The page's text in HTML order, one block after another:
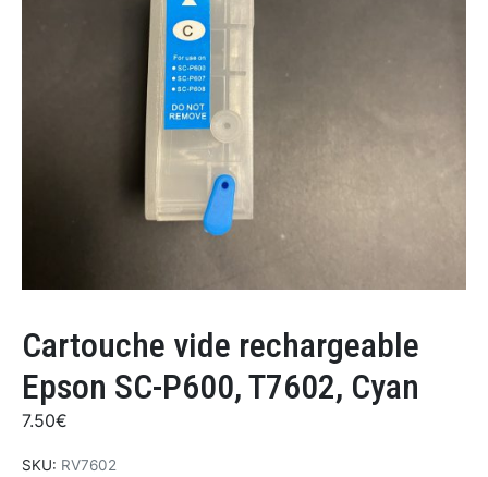
Cartouche vide rechargeable
Epson SC-P600, T7602, Cyan
7.50€
SKU: RV7602